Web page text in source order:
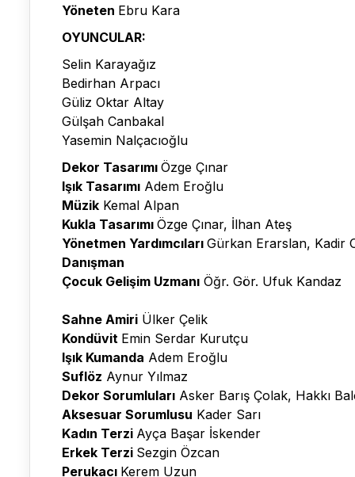
Yöneten Ebru Kara
OYUNCULAR:
Selin Karayağız
Bedirhan Arpacı
Güliz Oktar Altay
Gülşah Canbakal
Yasemin Nalçacıoğlu
Dekor Tasarımı Özge Çınar
Işık Tasarımı Adem Eroğlu
Müzik Kemal Alpan
Kukla Tasarımı Özge Çınar, İlhan Ateş
Yönetmen Yardımcıları Gürkan Erarslan, Kadir
Danışman
Çocuk Gelişim Uzmanı Öğr. Gör. Ufuk Kandaz
Sahne Amiri Ülker Çelik
Kondüvit Emin Serdar Kurutçu
Işık Kumanda Adem Eroğlu
Suflöz Aynur Yılmaz
Dekor Sorumluları Asker Barış Çolak, Hakkı
Aksesuar Sorumlusu Kader Sarı
Kadın Terzi Ayça Başar İskender
Erkek Terzi Sezgin Özcan
Perukacı Kerem Uzun